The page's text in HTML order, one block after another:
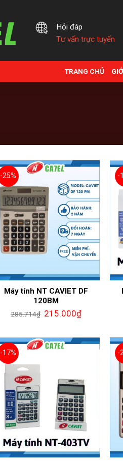
Hỏi đáp
Tư vấn trực tuyến
TRANG CHỦ
-25%
Máy tính NT CAVIET DF
120BM
285.714₫ 215.000₫
-
-17% -